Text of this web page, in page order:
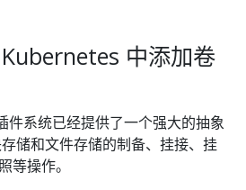
中添加卷
系统已经提供了一个强大的抽象
储和文件存储的制备、挂接、挂
等操作。